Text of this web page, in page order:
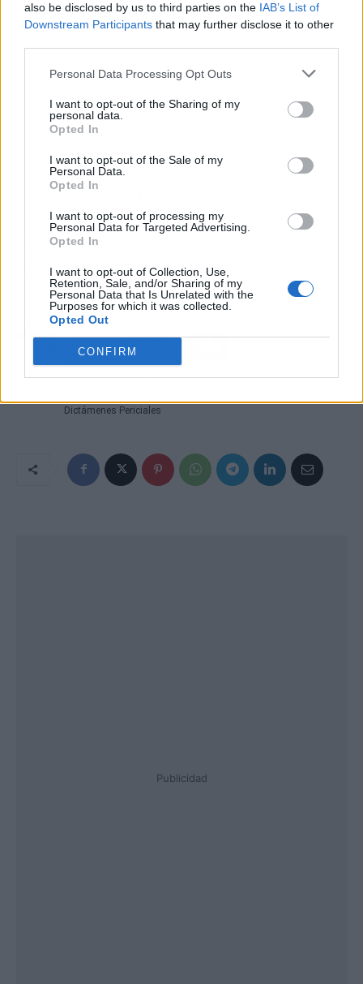
also be disclosed by us to third parties on the IAB’s List of
Downstream Participants that may further disclose it to other
Personal Data Processing Opt Outs
I want to opt-out of the Sharing of my
personal data.
Opted In
I want to opt-out of the Sale of my
Personal Data.
Opted In
I want to opt-out of processing my
Personal Data for Targeted Advertising.
Opted In
I want to opt-out of Collection, Use,
Retention, Sale, and/or Sharing of my
Personal Data that Is Unrelated with the
Purposes for which it was collected.
Opted Out
CONFIRM
ASSA ABLOY garantiza un interior aislado, así
como el bienestar de las personas dentro del
espacio, para que puedan cumplir un trabajo
bioseguridad.
Artículo anterior
recurrir a expertos en
casos de falsificación
Dictámenes Periciales
Publicidad